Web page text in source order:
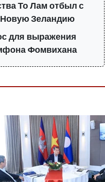
То Лам отбыл с
Новую Зеландию
для выражения
Фомвихана